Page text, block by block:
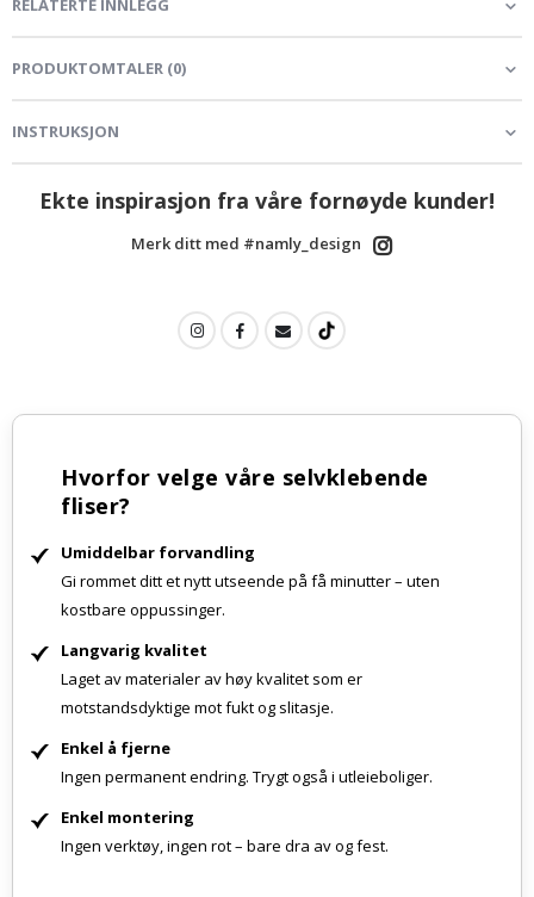
RELATERTE INNLEGG
PRODUKTOMTALER (0)
INSTRUKSJON
Ekte inspirasjon fra våre fornøyde kunder!
Merk ditt med #namly_design
Hvorfor velge våre selvklebende
fliser?
Umiddelbar forvandling
Gi rommet ditt et nytt utseende på få minutter – uten
kostbare oppussinger.
Langvarig kvalitet
Laget av materialer av høy kvalitet som er
motstandsdyktige mot fukt og slitasje.
Enkel å fjerne
Ingen permanent endring. Trygt også i utleieboliger.
Enkel montering
Ingen verktøy, ingen rot – bare dra av og fest.